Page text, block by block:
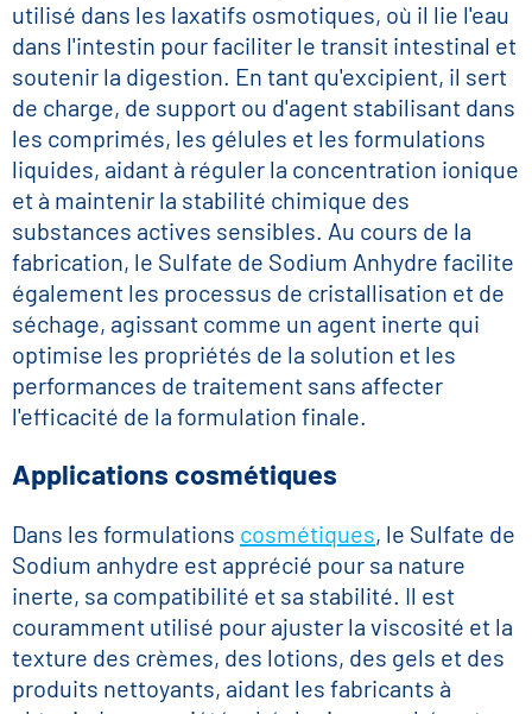
utilisé dans les laxatifs osmotiques, où il lie l'eau
dans l'intestin pour faciliter le transit intestinal et
soutenir la digestion. En tant qu'excipient, il sert
de charge, de support ou d'agent stabilisant dans
les comprimés, les gélules et les formulations
liquides, aidant à réguler la concentration ionique
et à maintenir la stabilité chimique des
substances actives sensibles. Au cours de la
fabrication, le Sulfate de Sodium Anhydre facilite
également les processus de cristallisation et de
séchage, agissant comme un agent inerte qui
optimise les propriétés de la solution et les
performances de traitement sans affecter
l'efficacité de la formulation finale.
Applications cosmétiques
Dans les formulations cosmétiques, le Sulfate de
Sodium anhydre est apprécié pour sa nature
inerte, sa compatibilité et sa stabilité. Il est
couramment utilisé pour ajuster la viscosité et la
texture des crèmes, des lotions, des gels et des
produits nettoyants, aidant les fabricants à